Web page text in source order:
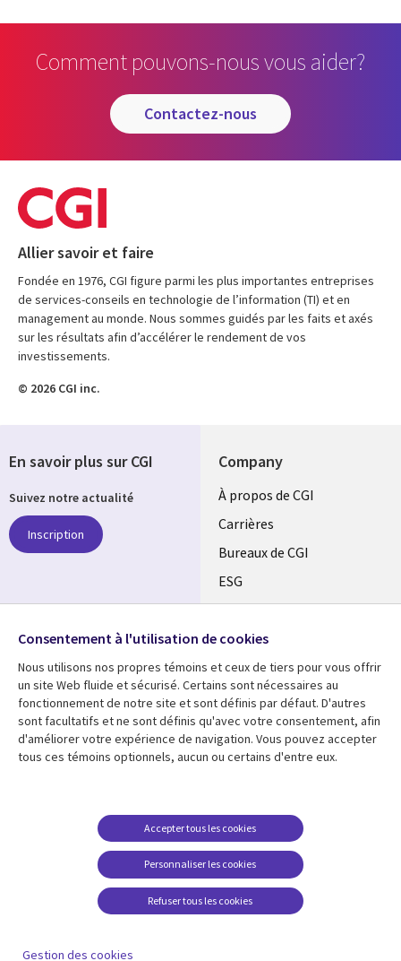
Comment pouvons-nous vous aider?
contactez-nous
Allier savoir et faire
Fondée en 1976, CGI figure parmi les plus importantes entreprises
de services-conseils en technologie de l’information (TI) et en
management au monde. Nous sommes guidés par les faits et axés
sur les résultats afin d’accélérer le rendement de vos
investissements.
© 2026 CGI inc.
Company
Useful
links
CANADA
FR
À propos de CGI
Carrières
Bureaux de CGI
ESG
Alliances
Ressources
Library
CANADA
Articles
Communiqués
Points de vue
Support
Legal
FR
Restrictions et
Confidentialité
Accessibilité
Centre de gestion des
témoins
En savoir plus sur CGI
Suivez notre actualité
Inscription
Media
CANADA
Consentement à l'utilisation de cookies
Nous utilisons nos propres témoins et ceux de tiers pour vous offrir
un site Web fluide et sécurisé. Certains sont nécessaires au
fonctionnement de notre site et sont définis par défaut. D'autres
sont facultatifs et ne sont définis qu'avec votre consentement, afin
d'améliorer votre expérience de navigation. Vous pouvez accepter
tous ces témoins optionnels, aucun ou certains d'entre eux.
Personnaliser les cookies
Accepter tous les cookies
Refuser tous les cookies
Gestion des cookies